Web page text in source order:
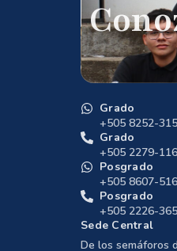
Grado
+505 8252-
Grado
+505 2279-
Posgrado
+505 8607-
Posgrado
+505 2226-
Sede Central
De los semáforos